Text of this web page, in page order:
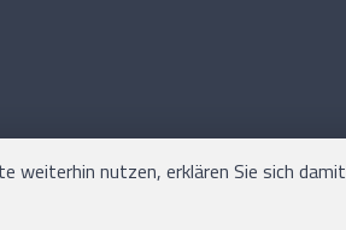
weiterhin nutzen, erklären Sie sich damit